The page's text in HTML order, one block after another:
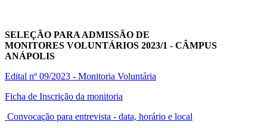
SELEÇÃO PARA ADMISSÃO DE
MONITORES VOLUNTÁRIOS 2023/1 - CÂMPUS
ANÁPOLIS
Edital nº 09/2023 - Monitoria Voluntária
Ficha de Inscrição da monitoria
Convocação para entrevista - data, horário e local